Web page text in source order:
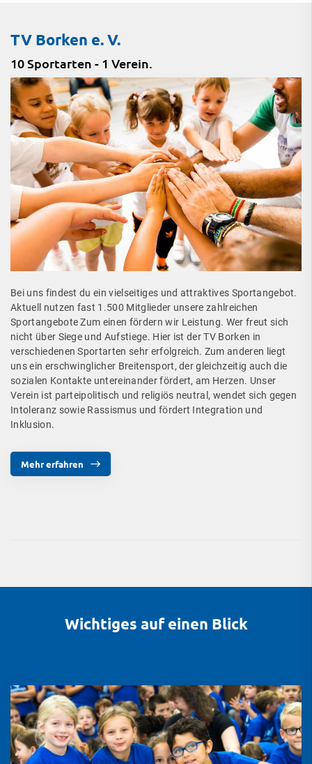
TV Borken e. V.
10 Sportarten - 1 Verein.
Bei uns findest du ein vielseitiges und attraktives Sportangebot.
Aktuell nutzen fast 1.500 Mitglieder unsere zahlreichen
Sportangebote Zum einen fördern wir Leistung. Wer freut sich
nicht über Siege und Aufstiege. Hier ist der TV Borken in
verschiedenen Sportarten sehr erfolgreich. Zum anderen liegt
uns ein erschwinglicher Breitensport, der gleichzeitig auch die
sozialen Kontakte untereinander fördert, am Herzen. Unser
Verein ist parteipolitisch und religiös neutral, wendet sich gegen
Intoleranz sowie Rassismus und fördert Integration und
Inklusion.
Mehr erfahren
Wichtiges auf einen Blick